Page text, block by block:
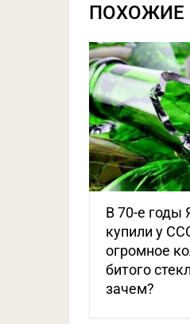
ПОХОЖИЕ
В 70-е годы
купили у
огромное
битого
зачем?